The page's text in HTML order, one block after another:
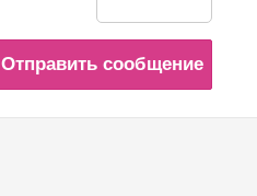
Отправить сообщение